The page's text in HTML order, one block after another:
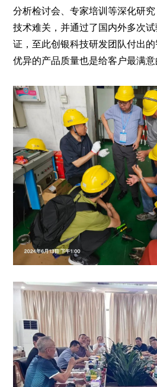
分析检讨会、专家培训等深化研
技术难关，并通过了国内外多次
证，至此创银科技研发团队付出的
优异的产品质量也是给客户最满意